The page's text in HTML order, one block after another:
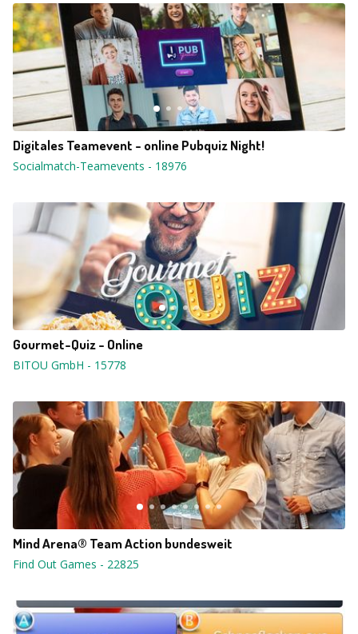
Digitales Teamevent - online Pubquiz Night!
Socialmatch-Teamevents - 18976
Gourmet-Quiz - Online
BITOU GmbH - 15778
Mind Arena® Team Action bundesweit
Find Out Games - 22825